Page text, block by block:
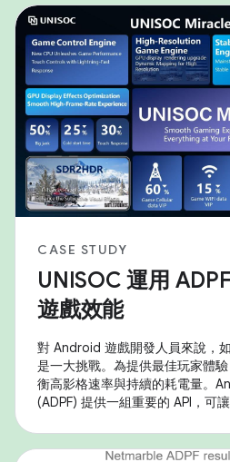
CASE STUDY
UNISOC 運用
遊戲效能
對 Android 遊戲開發人員來說，
是一大挑戰。為提供最佳玩家體
衡高影格速率與持續的耗電量。
(ADPF) 提供一組重要的 API，可
工具，在 SoC 上提供優異的遊戲
始，UNISOC 產品全面支援核心